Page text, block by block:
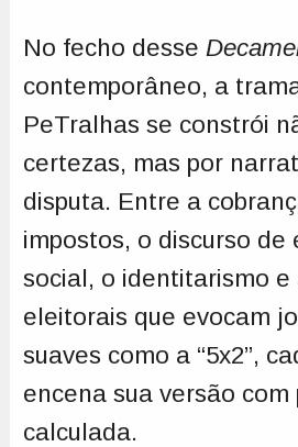
No fecho desse
contemporâneo, a
PeTralhas se constrói
certezas, mas por
disputa. Entre a
impostos, o discurso de
social, o identitarismo e
eleitorais que evocam
suaves como a “5x2”,
encena sua versão com
calculada.